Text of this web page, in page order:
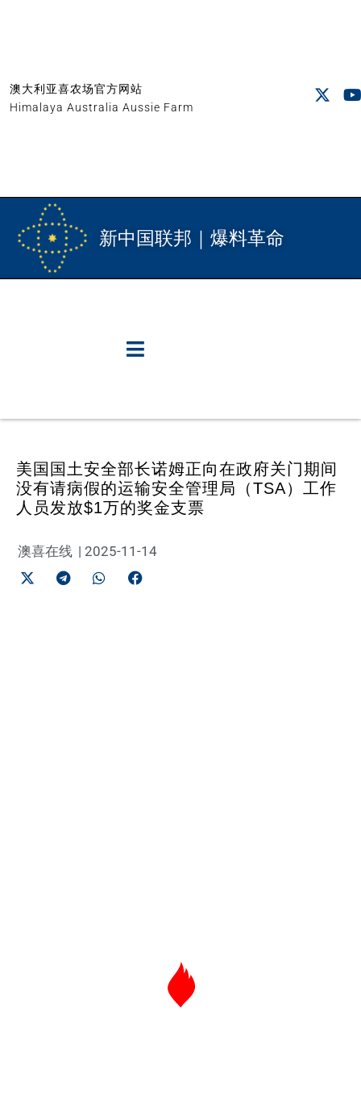
澳大利亚喜农场官方网站
Himalaya Australia Aussie Farm
新中国联邦｜爆料革命
美国国土安全部长诺姆正向在政府关门期间
没有请病假的运输安全管理局（TSA）工作
人员发放$1万的奖金支票
澳喜在线 | 2025-11-14